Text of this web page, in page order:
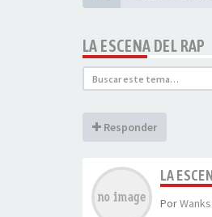
LA ESCENA DEL RAP
Responder
LA
Por